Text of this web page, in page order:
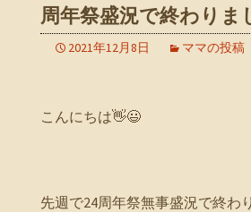
周年祭盛況で終わりま
2021年12月8日 ママの投稿
こんにちは👋😃
先週で24周年祭無事盛況で終わ